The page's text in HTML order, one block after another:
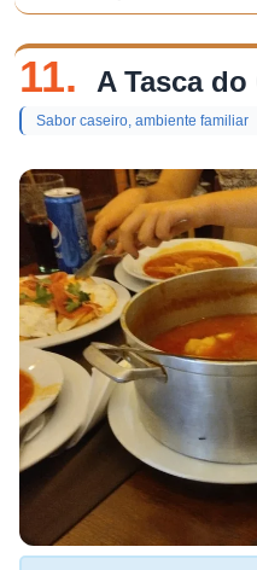
11. A Tasca
Sabor caseiro, ambiente familiar